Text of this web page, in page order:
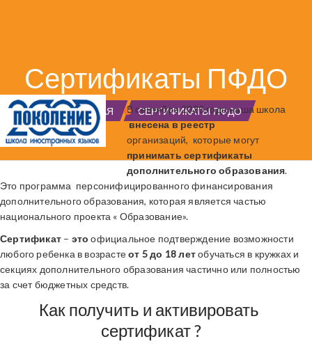
Сертификаты ПФДО
ГЛАВНАЯ СЕРТИФИКАТЫ ПФДО
В сентябре 2020 года наша школа
внесенав реестр
организаций, которые могут
принимать сертификаты
дополнительного образования.
Это программа персонифицированного финансирования
дополнительного образования, которая является частью
национального проекта « Образование».
Сертификат – это официальное подтверждение возможности
любого ребенка в возрастеот 5 до 18 летобучаться в кружках и
секциях дополнительного образования частично или полностью
за счет бюджетных средств.
Как получить и активировать
сертификат ?